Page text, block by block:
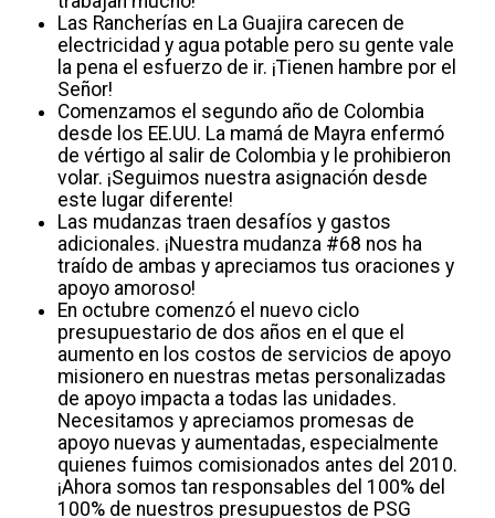
Las Rancherías en La Guajira carecen de
electricidad y agua potable pero su gente vale
la pena el esfuerzo de ir. ¡Tienen hambre por el
Señor!
Comenzamos el segundo año de Colombia
desde los EE.UU. La mamá de Mayra enfermó
de vértigo al salir de Colombia y le prohibieron
volar. ¡Seguimos nuestra asignación desde
este lugar diferente!
Las mudanzas traen desafíos y gastos
adicionales. ¡Nuestra mudanza #68 nos ha
traído de ambas y apreciamos tus oraciones y
apoyo amoroso!
En octubre comenzó el nuevo ciclo
presupuestario de dos años en el que el
aumento en los costos de servicios de apoyo
misionero en nuestras metas personalizadas
de apoyo impacta a todas las unidades.
Necesitamos y apreciamos promesas de
apoyo nuevas y aumentadas, especialmente
quienes fuimos comisionados antes del 2010.
¡Ahora somos tan responsables del 100% del
100% de nuestros presupuestos de PSG